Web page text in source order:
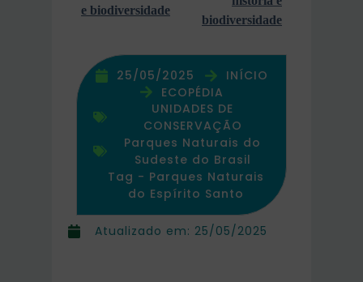
Atualizado em: 25/05/2025
e biodiversidade
biodiversidade
25/05/2025
INÍCIO
ECOPÉDIA
UNIDADES DE
CONSERVAÇÃO
Parques Naturais do
Sudeste do Brasil
Tag - Parques Naturais
do Espírito Santo